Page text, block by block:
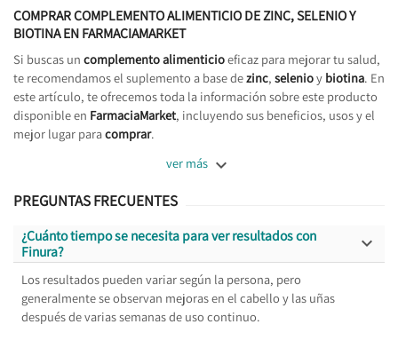
COMPRAR COMPLEMENTO ALIMENTICIO DE ZINC, SELENIO Y
BIOTINA EN FARMACIAMARKET
Si buscas un complemento alimenticioeficaz para mejorar tu salud,
te recomendamos el suplemento a base dezinc, selenioy biotina. En
este artículo, te ofrecemos toda la información sobre este producto
disponible en FarmaciaMarket, incluyendo sus beneficios, usos y el
mejor lugar paracomprar.
ver más 
PREGUNTAS FRECUENTES
¿Cuánto tiempo se necesita para ver resultados con
Finura?

Los resultados pueden variar según la persona, pero
generalmente se observan mejoras en el cabello y las uñas
después de varias semanas de uso continuo.